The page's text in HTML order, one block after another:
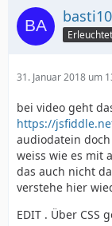
31. Januar 2018 um
bei video geht
https://
audiodatein
weiss wie es mit
das auch nicht
verstehe hier
EDIT . Über CSS